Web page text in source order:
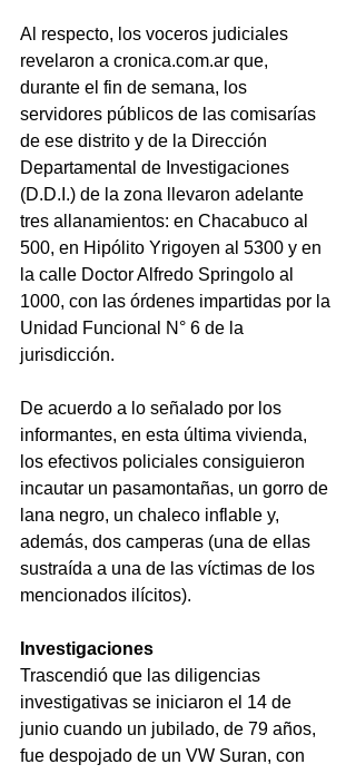
Al respecto, los voceros judiciales
revelaron a cronica.com.ar que,
durante el fin de semana, los
servidores públicos de las comisarías
de ese distrito y de la Dirección
Departamental de Investigaciones
(D.D.I.) de la zona llevaron adelante
tres allanamientos: en Chacabuco al
500, en Hipólito Yrigoyen al 5300 y en
la calle Doctor Alfredo Springolo al
1000, con las órdenes impartidas por la
Unidad Funcional N° 6 de la
jurisdicción.
De acuerdo a lo señalado por los
informantes, en esta última vivienda,
los efectivos policiales consiguieron
incautar un pasamontañas, un gorro de
lana negro, un chaleco inflable y,
además, dos camperas (una de ellas
sustraída a una de las víctimas de los
mencionados ilícitos).
Investigaciones
Trascendió que las diligencias
investigativas se iniciaron el 14 de
junio cuando un jubilado, de 79 años,
fue despojado de un VW Suran, con